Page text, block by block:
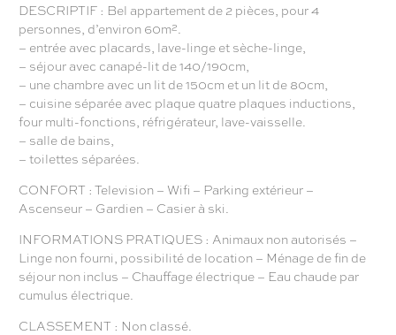
DESCRIPTIF : Bel appartement de 2 pièces, pour 4
personnes, d’environ 60m².
– entrée avec placards, lave-linge et sèche-linge,
– séjour avec canapé-lit de 140/190cm,
– une chambre avec un lit de 150cm et un lit de 80cm,
– cuisine séparée avec plaque quatre plaques inductions,
four multi-fonctions, réfrigérateur, lave-vaisselle.
– salle de bains,
– toilettes séparées.
CONFORT : Television – Wifi – Parking extérieur –
Ascenseur – Gardien – Casier à ski.
INFORMATIONS PRATIQUES : Animaux non autorisés –
Linge non fourni, possibilité de location – Ménage de fin de
séjour non inclus – Chauffage électrique – Eau chaude par
cumulus électrique.
CLASSEMENT : Non classé.